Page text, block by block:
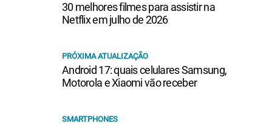
30 melhores filmes para assistir na
Netflix em julho de 2026
PRÓXIMA ATUALIZAÇÃO
Android 17: quais celulares Samsung,
Motorola e Xiaomi vão receber
SMARTPHONES